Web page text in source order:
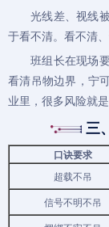
光线差、视线
于看不清。看不清
班组长在现场
看清吊物边界，宁
业里，很多风险就
三
口诀要求
超载不吊
信号不明不吊